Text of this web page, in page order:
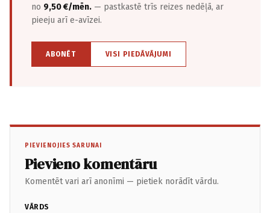
no 9,50 €/mēn. — pastkastē trīs reizes nedēļā, ar
pieeju arī e-avīzei.
ABONĒT VISI PIEDĀVĀJUMI
PIEVIENOJIES SARUNAI
Pievieno komentāru
Komentēt vari arī anonīmi — pietiek norādīt vārdu.
VĀRDS